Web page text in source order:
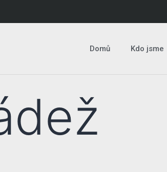
Domů Kdo jsme